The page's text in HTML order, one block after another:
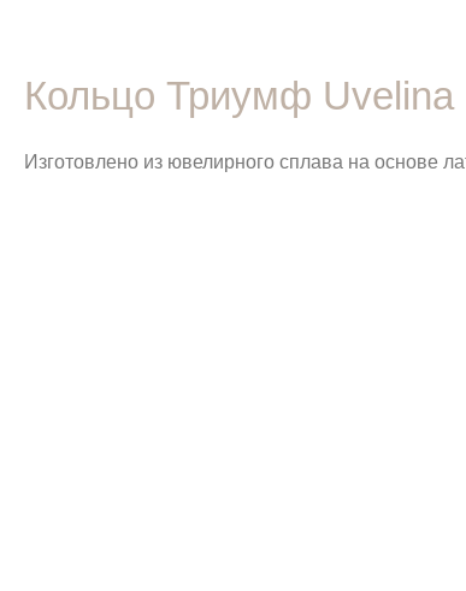
Кольцо Триумф Uvelina
Изготовлено из ювелирного сплава на основе